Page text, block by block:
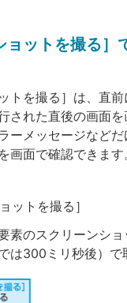
ョットを撮る］
トを撮る］は、直
された直後の画面
ーメッセージなど
画面で確認できます
ットを撮る］
素のスクリーンシ
は300ミリ秒後）で